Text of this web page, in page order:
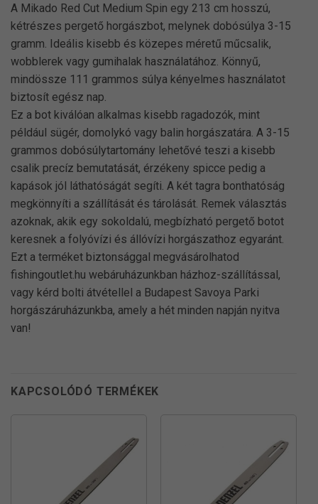
A Mikado Red Cut Medium Spin egy 213 cm hosszú,
kétrészes pergető horgászbot, melynek dobósúlya 3-15
gramm. Ideális kisebb és közepes méretű műcsalik,
wobblerek vagy gumihalak használatához. Könnyű,
mindössze 111 grammos súlya kényelmes használatot
biztosít egész nap.
Ez a bot kiválóan alkalmas kisebb ragadozók, mint
például sügér, domolykó vagy balin horgászatára. A 3-15
grammos dobósúlytartomány lehetővé teszi a kisebb
csalik precíz bemutatását, érzékeny spicce pedig a
kapások jól láthatóságát segíti. A két tagra bonthatóság
megkönnyíti a szállítását és tárolását. Remek választás
azoknak, akik egy sokoldalú, megbízható pergető botot
keresnek a folyóvízi és állóvízi horgászathoz egyaránt.
Ezt a terméket biztonsággal megvásárolhatod
fishingoutlet.hu webáruházunkban házhoz-szállítással,
vagy kérd bolti átvétellel a Budapest Savoya Parki
horgászáruházunkba, amely a hét minden napján nyitva
van!
KAPCSOLÓDÓ TERMÉKEK